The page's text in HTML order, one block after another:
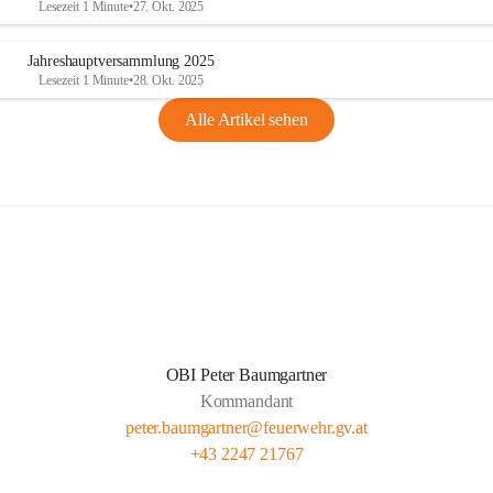
Lesezeit 1 Minute•27. Okt. 2025
Jahreshauptversammlung 2025
Lesezeit 1 Minute•28. Okt. 2025
Alle Artikel sehen
OBI Peter Baumgartner
Kommandant
peter.baumgartner@feuerwehr.gv.at
+43 2247 21767